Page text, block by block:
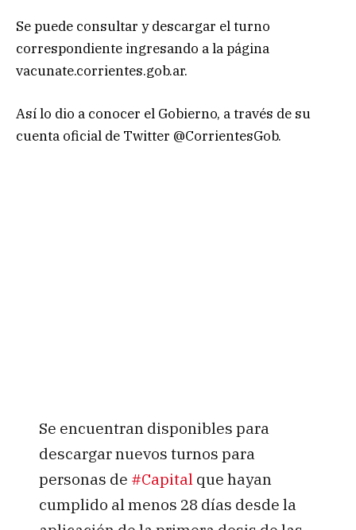
Se puede consultar y descargar el turno
correspondiente ingresando a la página
vacunate.corrientes.gob.ar.
Así lo dio a conocer el Gobierno, a través de su
cuenta oficial de Twitter @CorrientesGob.
Se encuentran disponibles para
descargar nuevos turnos para
personas de #Capital que hayan
cumplido al menos 28 días desde la